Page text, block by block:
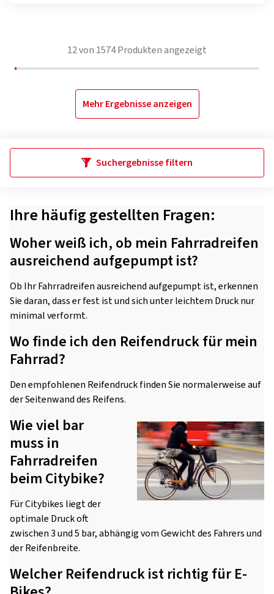
12von 1574Produkten angezeigt
Mehr Ergebnisse anzeigen
Suchergebnisse filtern
Ihre häufig gestellten Fragen:
Woher weiß ich, ob mein Fahrradreifen
ausreichend aufgepumpt ist?
Ob Ihr Fahrradreifen ausreichend aufgepumpt ist, erkennen
Sie daran, dass er fest ist und sich unter leichtem Druck nur
minimal verformt.
Wo finde ich den Reifendruck für mein
Fahrrad?
Den empfohlenen Reifendruck finden Sie normalerweise auf
der Seitenwand des Reifens.
Wie viel bar
muss in
Fahrradreifen
beim Citybike?
Für Citybikes liegt der
optimale Druck oft
zwischen 3 und 5 bar, abhängig vom Gewicht des Fahrers und
der Reifenbreite.
Welcher Reifendruck ist richtig für E-